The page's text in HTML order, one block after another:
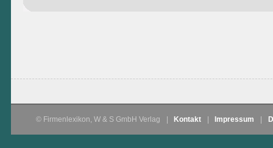
© Firmenlexikon, W & S GmbH Verlag Kontakt Impressum